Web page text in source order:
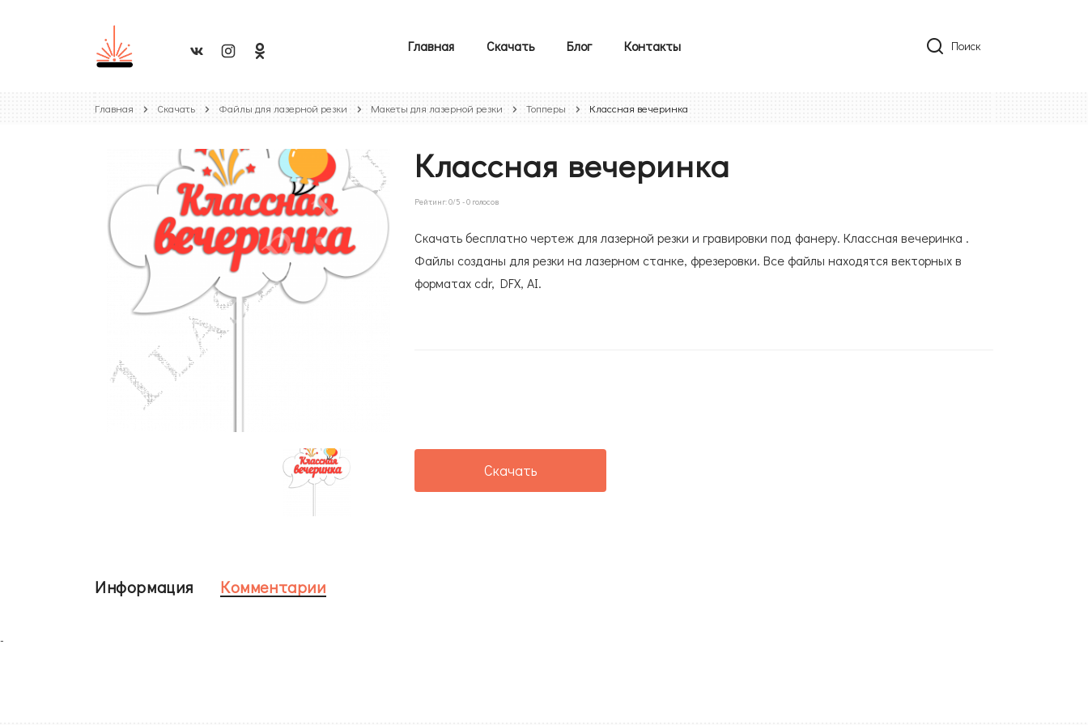
Главная Скачать Блог Контакты Поиск
Главная Скачать Файлы для лазерной резки Макеты для лазерной резки Топперы Классная вечеринка
Классная вечеринка
Рейтинг:0/5 -0 голосов
Скачать бесплатно чертеж для лазерной резки и гравировки под фанеру. Классная вечеринка .
Файлы созданы для резки на лазерном станке, фрезеровки. Все файлы находятся векторных в
форматах cdr, DFX, AI.
Скачать
Информация Комментарии
-